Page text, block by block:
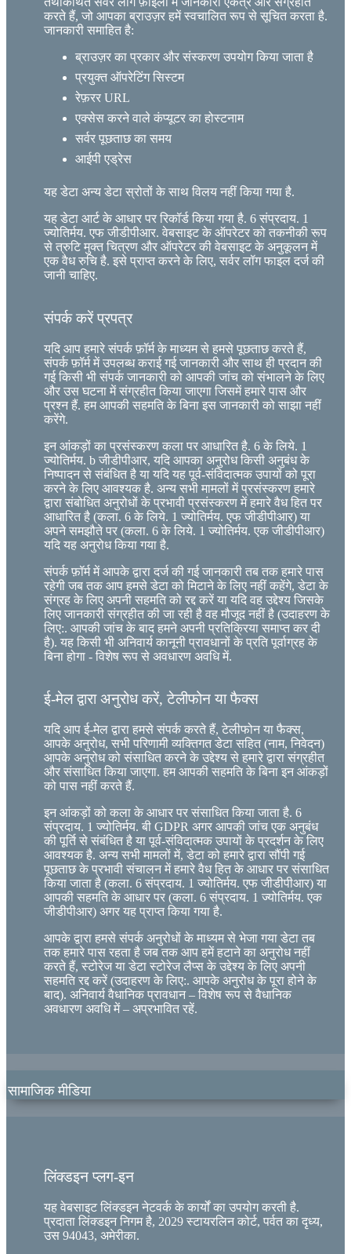
करते हैं, जो आपका ब्राउज़र हमें स्वचालित रूप से सूचित करता है.
जानकारी समाहित है:
ब्राउज़र का प्रकार और संस्करण उपयोग किया जाता है
प्रयुक्त ऑपरेटिंग सिस्टम
रेफ़रर URL
एक्सेस करने वाले कंप्यूटर का होस्टनाम
सर्वर पूछताछ का समय
आईपी ​​एड्रेस
यह डेटा अन्य डेटा स्रोतों के साथ विलय नहीं किया गया है.
यह डेटा आर्ट के आधार पर रिकॉर्ड किया गया है. 6 संप्रदाय. 1
ज्योतिर्मय. एफ जीडीपीआर. वेबसाइट के ऑपरेटर को तकनीकी रूप
से त्रुटि मुक्त चित्रण और ऑपरेटर की वेबसाइट के अनुकूलन में
एक वैध रुचि है. इसे प्राप्त करने के लिए, सर्वर लॉग फाइल दर्ज की
जानी चाहिए.
संपर्क करें प्रपत्र
यदि आप हमारे संपर्क फ़ॉर्म के माध्यम से हमसे पूछताछ करते हैं,
संपर्क फ़ॉर्म में उपलब्ध कराई गई जानकारी और साथ ही प्रदान की
गई किसी भी संपर्क जानकारी को आपकी जांच को संभालने के लिए
और उस घटना में संग्रहीत किया जाएगा जिसमें हमारे पास और
प्रश्न हैं. हम आपकी सहमति के बिना इस जानकारी को साझा नहीं
करेंगे.
इन आंकड़ों का प्रसंस्करण कला पर आधारित है. 6 के लिये. 1
ज्योतिर्मय. b जीडीपीआर, यदि आपका अनुरोध किसी अनुबंध के
निष्पादन से संबंधित है या यदि यह पूर्व-संविदात्मक उपायों को पूरा
करने के लिए आवश्यक है. अन्य सभी मामलों में प्रसंस्करण हमारे
द्वारा संबोधित अनुरोधों के प्रभावी प्रसंस्करण में हमारे वैध हित पर
आधारित है (कला. 6 के लिये. 1 ज्योतिर्मय. एफ जीडीपीआर) या
अपने समझौते पर (कला. 6 के लिये. 1 ज्योतिर्मय. एक जीडीपीआर)
यदि यह अनुरोध किया गया है.
संपर्क फ़ॉर्म में आपके द्वारा दर्ज की गई जानकारी तब तक हमारे पास
रहेगी जब तक आप हमसे डेटा को मिटाने के लिए नहीं कहेंगे, डेटा के
संग्रह के लिए अपनी सहमति को रद्द करें या यदि वह उद्देश्य जिसके
लिए जानकारी संग्रहीत की जा रही है वह मौजूद नहीं है (उदाहरण के
लिए:. आपकी जांच के बाद हमने अपनी प्रतिक्रिया समाप्त कर दी
है). यह किसी भी अनिवार्य कानूनी प्रावधानों के प्रति पूर्वाग्रह के
बिना होगा - विशेष रूप से अवधारण अवधि में.
ई-मेल द्वारा अनुरोध करें, टेलीफोन या फैक्स
यदि आप ई-मेल द्वारा हमसे संपर्क करते हैं, टेलीफोन या फैक्स,
आपके अनुरोध, सभी परिणामी व्यक्तिगत डेटा सहित (नाम, निवेदन)
आपके अनुरोध को संसाधित करने के उद्देश्य से हमारे द्वारा संग्रहीत
और संसाधित किया जाएगा. हम आपकी सहमति के बिना इन आंकड़ों
को पास नहीं करते हैं.
इन आंकड़ों को कला के आधार पर संसाधित किया जाता है. 6
संप्रदाय. 1 ज्योतिर्मय. बी GDPR अगर आपकी जांच एक अनुबंध
की पूर्ति से संबंधित है या पूर्व-संविदात्मक उपायों के प्रदर्शन के लिए
आवश्यक है. अन्य सभी मामलों में, डेटा को हमारे द्वारा सौंपी गई
पूछताछ के प्रभावी संचालन में हमारे वैध हित के आधार पर संसाधित
किया जाता है (कला. 6 संप्रदाय. 1 ज्योतिर्मय. एफ जीडीपीआर) या
आपकी सहमति के आधार पर (कला. 6 संप्रदाय. 1 ज्योतिर्मय. एक
जीडीपीआर) अगर यह प्राप्त किया गया है.
आपके द्वारा हमसे संपर्क अनुरोधों के माध्यम से भेजा गया डेटा तब
तक हमारे पास रहता है जब तक आप हमें हटाने का अनुरोध नहीं
करते हैं, स्टोरेज या डेटा स्टोरेज लैप्स के उद्देश्य के लिए अपनी
सहमति रद्द करें (उदाहरण के लिए:. आपके अनुरोध के पूरा होने के
बाद). अनिवार्य वैधानिक प्रावधान – विशेष रूप से वैधानिक
अवधारण अवधि में – अप्रभावित रहें.
सामाजिक मीडिया
लिंक्डइन प्लग-इन
यह वेबसाइट लिंक्डइन नेटवर्क के कार्यों का उपयोग करती है.
प्रदाता लिंक्डइन निगम है, 2029 स्टायरलिन कोर्ट, पर्वत का दृध्य,
उस 94043, अमेरीका.